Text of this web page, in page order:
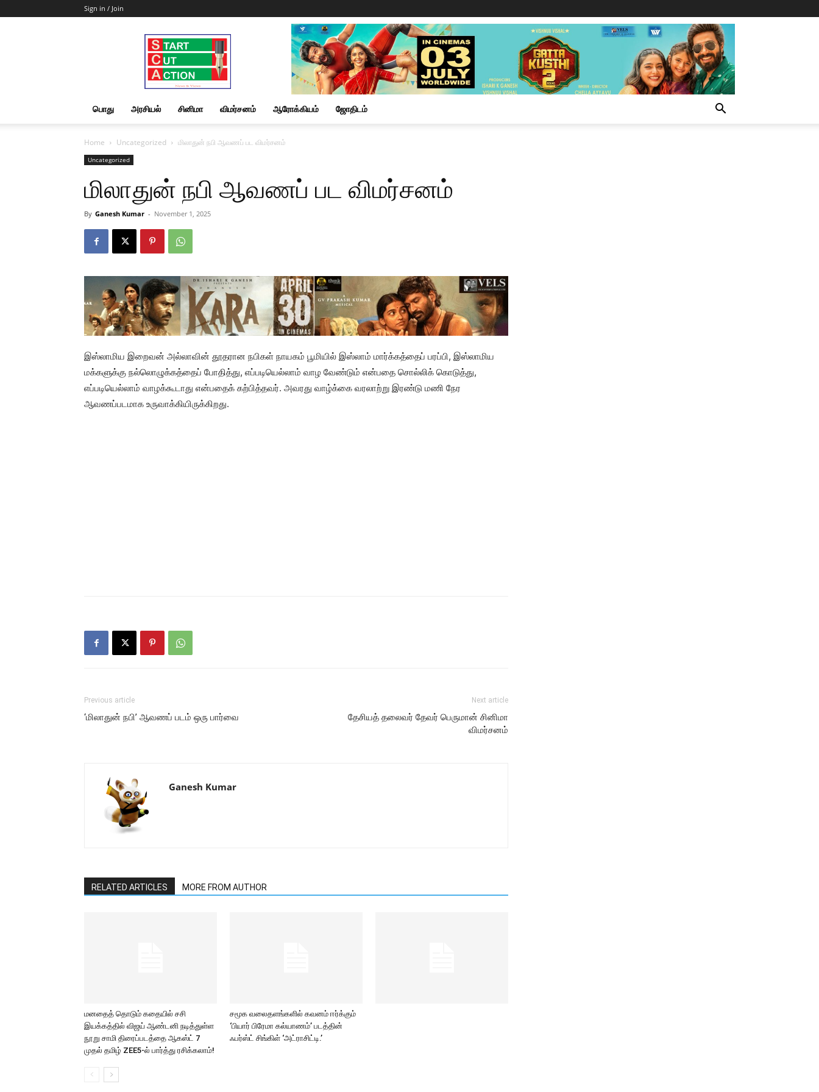
Sign in / Join
Start
Cut
Action
|
News
&
பொது அரசியல் சினிமா விமர்சனம் ஆரோக்கியம் ஜோதிடம்
Home Uncategorized மிலாதுன் நபி ஆவணப் பட விமர்சனம்
Uncategorized
மிலாதுன் நபி ஆவணப் பட விமர்சனம்
By Ganesh Kumar - November 1, 2025
இஸ்லாமிய இறைவன் அல்லாவின் தூதரான நபிகள் நாயகம் பூமியில் இஸ்லாம் மார்க்கத்தைப் பரப்பி, இஸ்லாமிய
மக்களுக்கு நல்லொழுக்கத்தைப் போதித்து, எப்படியெல்லாம் வாழ வேண்டும் என்பதை சொல்லிக் கொடுத்து,
எப்படியெல்லாம் வாழக்கூடாது என்பதைக் கற்பித்தவர். அவரது வாழ்க்கை வரலாற்று இரண்டு மணி நேர
ஆவணப்படமாக உருவாக்கியிருக்கிறது.
Previous article
‘மிலாதுன் நபி’ ஆவணப் படம் ஒரு பார்வை
Next article
தேசியத் தலைவர் தேவர் பெருமான் சினிமா
விமர்சனம்
Ganesh Kumar
RELATED ARTICLES MORE FROM AUTHOR
மனதைத் தொடும் கதையில் சசி
இயக்கத்தில் விஜய் ஆண்டனி நடித்துள்ள
நூறு சாமி திரைப்படத்தை ஆகஸ்ட் 7
முதல் தமிழ் ZEE5-ல் பார்த்து ரசிக்கலாம்!
சமூக வலைதளங்களில் கவனம் ஈர்க்கும்
‘பியார் பிரேமா கல்யாணம்’ படத்தின்
ஃபர்ஸ்ட் சிங்கிள் ‘அட்ராசிட்டி.’